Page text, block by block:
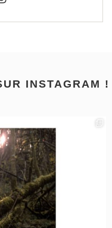
INSTAGRAM !